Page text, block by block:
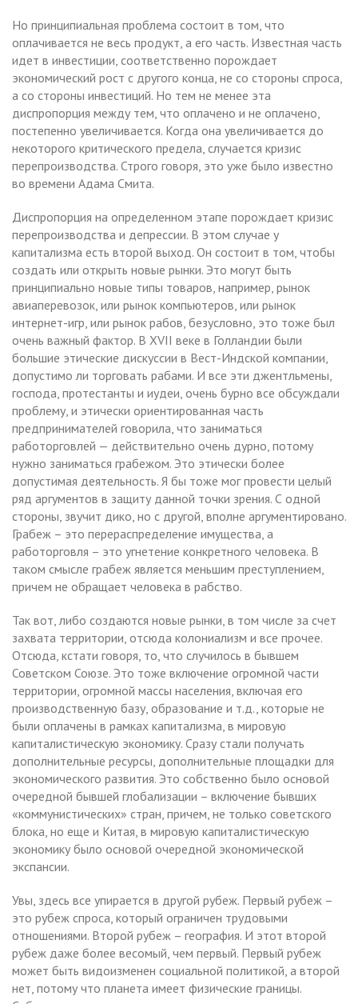
Но принципиальная проблема состоит в том, что
оплачивается не весь продукт, а его часть. Известная часть
идет в инвестиции, соответственно порождает
экономический рост с другого конца, не со стороны спроса,
а со стороны инвестиций. Но тем не менее эта
диспропорция между тем, что оплачено и не оплачено,
постепенно увеличивается. Когда она увеличивается до
некоторого критического предела, случается кризис
перепроизводства. Строго говоря, это уже было известно
во времени Адама Смита.
Диспропорция на определенном этапе порождает кризис
перепроизводства и депрессии. В этом случае у
капитализма есть второй выход. Он состоит в том, чтобы
создать или открыть новые рынки. Это могут быть
принципиально новые типы товаров, например, рынок
авиаперевозок, или рынок компьютеров, или рынок
интернет-игр, или рынок рабов, безусловно, это тоже был
очень важный фактор. В XVII веке в Голландии были
большие этические дискуссии в Вест-Индской компании,
допустимо ли торговать рабами. И все эти джентльмены,
господа, протестанты и иудеи, очень бурно все обсуждали
проблему, и этически ориентированная часть
предпринимателей говорила, что заниматься
работорговлей — действительно очень дурно, потому
нужно заниматься грабежом. Это этически более
допустимая деятельность. Я бы тоже мог провести целый
ряд аргументов в защиту данной точки зрения. С одной
стороны, звучит дико, но с другой, вполне аргументировано.
Грабеж – это перераспределение имущества, а
работорговля – это угнетение конкретного человека. В
таком смысле грабеж является меньшим преступлением,
причем не обращает человека в рабство.
Так вот, либо создаются новые рынки, в том числе за счет
захвата территории, отсюда колониализм и все прочее.
Отсюда, кстати говоря, то, что случилось в бывшем
Советском Союзе. Это тоже включение огромной части
территории, огромной массы населения, включая его
производственную базу, образование и т.д., которые не
были оплачены в рамках капитализма, в мировую
капиталистическую экономику. Сразу стали получать
дополнительные ресурсы, дополнительные площадки для
экономического развития. Это собственно было основой
очередной бывшей глобализации – включение бывших
«коммунистических» стран, причем, не только советского
блока, но еще и Китая, в мировую капиталистическую
экономику было основой очередной экономической
экспансии.
Увы, здесь все упирается в другой рубеж. Первый рубеж –
это рубеж спроса, который ограничен трудовыми
отношениями. Второй рубеж – география. И этот второй
рубеж даже более весомый, чем первый. Первый рубеж
может быть видоизменен социальной политикой, а второй
нет, потому что планета имеет физические границы.